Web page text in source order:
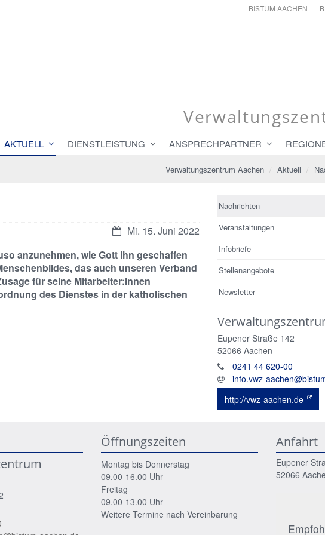
BISTUM AACHEN
AKTUELL DIENSTLEISTUNG ANSPRECHPARTNER
Verwaltungszentrum Aachen Aktuell
Datum:Mi. 15. Juni 2022
anzunehmen, wie Gott ihn geschaffen
das auch unseren Verband
für seine Mitarbeiter:innen
des Dienstes in der katholischen
Nachrichten
Veranstaltungen
Infobriefe
Stellenangebote
Newsletter
Eupener Straße 142
52066 Aachen
0241 44 620-00
info.vwz-
http://vwz-aachen.de
Öffnungszeiten
Montag bis Donnerstag
09.00-16.00 Uhr
Freitag
09.00-13.00 Uhr
Weitere Termine nach Vereinbarung
Anfahrt
Eupener
52066